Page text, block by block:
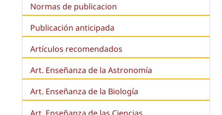
Normas de publicacion
Publicación anticipada
Artículos recomendados
Art. Enseñanza de la Astronomía
Art. Enseñanza de la Biología